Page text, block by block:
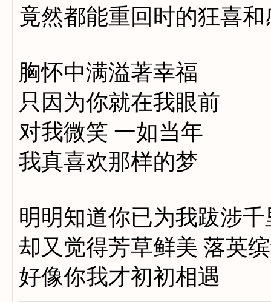
竟然都能重回时的狂喜和
胸怀中满溢著幸福
只因为你就在我眼前
对我微笑 一如当年
我真喜欢那样的梦
明明知道你已为我跋涉千
却又觉得芳草鲜美 落英
好像你我才初初相遇